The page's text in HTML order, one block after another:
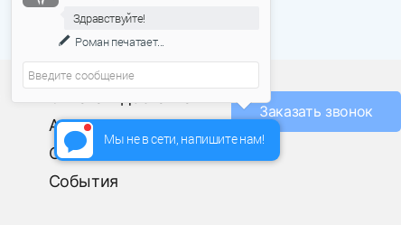
О фабрике
Акции
Отзывы
События
Заказать звонок
Мы не в сети, напишите нам!
Здравствуйте!
Романпечатает...